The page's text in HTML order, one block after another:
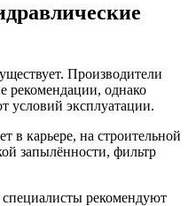
Производители
рекомендации, однако
условий эксплуатации.
в карьере, на строительной
запылённости, фильтр
рекомендуют